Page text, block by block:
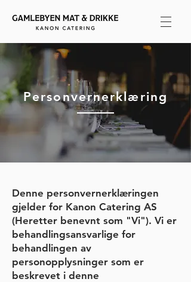
Personvernerklæring
Denne personvernerklæringen
gjelder for Kanon Catering AS
(Heretter benevnt som "Vi"). Vi er
behandlingsansvarlige for
behandlingen av
personopplysninger som er
beskrevet i denne